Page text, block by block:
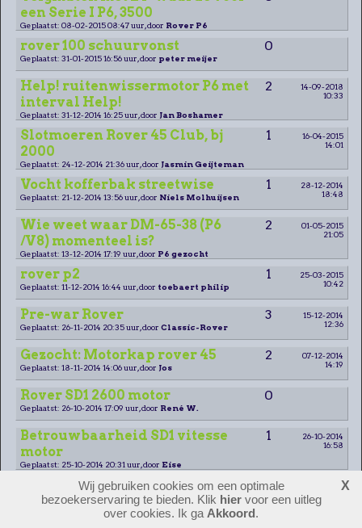
een Serie I P6, 3500
Geplaatst: 08-02-2015 08:47 uur, door Rover P6
rover 100 schuurvonst 0
Geplaatst: 31-01-2015 16:56 uur, door peter meijer
Help! ruitenwissermotor P6 met
interval Help!
2
14-09-2018
10:33
Geplaatst: 31-12-2014 16:25 uur, door Jan Boshamer
Slotmoeren Rover 45 Club, bj
2000
1
16-04-2015
14:01
Geplaatst: 24-12-2014 21:36 uur, door Jasmin Geijteman
Vocht kofferbak streetwise 1
28-12-2014
18:48
Geplaatst: 21-12-2014 13:56 uur, door Niels Molhuijsen
Wie weet waar DM-65-38 (P6
/V8) momenteel is?
2
01-05-2015
21:05
Geplaatst: 13-12-2014 17:19 uur, door P6 gezocht
rover p2 1
25-03-2015
10:42
Geplaatst: 11-12-2014 16:44 uur, door toebaert philip
Pre-war Rover 3
15-12-2014
12:36
Geplaatst: 26-11-2014 20:35 uur, door Classic-Rover
Gezocht: Motorkap rover 45 2
07-12-2014
14:19
Geplaatst: 18-11-2014 14:06 uur, door Jos
Rover SD1 2600 motor 0
Geplaatst: 26-10-2014 17:09 uur, door René W.
Betrouwbaarheid SD1 vitesse
motor
1
26-10-2014
16:58
Geplaatst: 25-10-2014 20:31 uur, door Eise
Zoek tocht 2
21-02-2015
Geplaatst: 06-10-2014 14:32 uur, doorRobin Daniel
Wij gebruiken cookies om een optimale
bezoekerservaring te bieden. Klik hiervoor een uitleg
over cookies. Ik ga Akkoord.
X